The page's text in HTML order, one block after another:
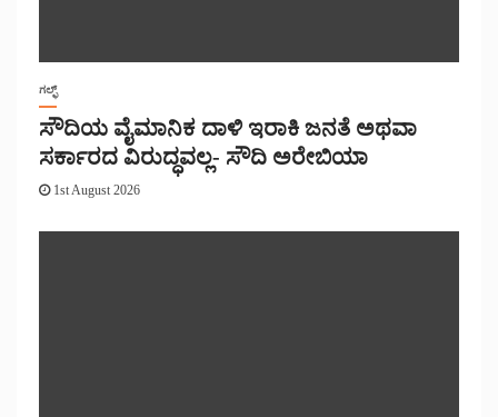
ಗಲ್ಫ್
ಸೌದಿಯ ವೈಮಾನಿಕ ದಾಳಿ ಇರಾಕಿ ಜನತೆ ಅಥವಾ
ಸರ್ಕಾರದ ವಿರುದ್ಧವಲ್ಲ- ಸೌದಿ ಅರೇಬಿಯಾ
1st August 2026